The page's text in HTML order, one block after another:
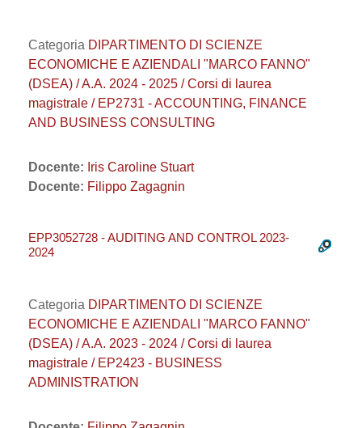
Categoria DIPARTIMENTO DI SCIENZE
ECONOMICHE E AZIENDALI "MARCO FANNO"
(DSEA) / A.A. 2024 - 2025 / Corsi di laurea
magistrale / EP2731 - ACCOUNTING, FINANCE
AND BUSINESS CONSULTING
Docente: Iris Caroline Stuart
Docente: Filippo Zagagnin
EPP3052728 - AUDITING AND CONTROL 2023-
2024
Categoria DIPARTIMENTO DI SCIENZE
ECONOMICHE E AZIENDALI "MARCO FANNO"
(DSEA) / A.A. 2023 - 2024 / Corsi di laurea
magistrale / EP2423 - BUSINESS
ADMINISTRATION